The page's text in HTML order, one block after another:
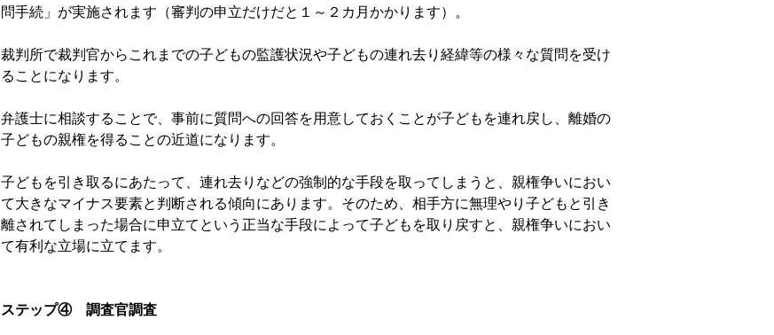
問手続」が実施されます（審判の申立だけだと１～２カ月かかります）。
裁判所で裁判官からこれまでの子どもの監護状況や子どもの連れ去り経緯等の様々な質問を受け
ることになります。
弁護士に相談することで、事前に質問への回答を用意しておくことが子どもを連れ戻し、離婚の
子どもの親権を得ることの近道になります。
子どもを引き取るにあたって、連れ去りなどの強制的な手段を取ってしまうと、親権争いにおい
て大きなマイナス要素と判断される傾向にあります。そのため、相手方に無理やり子どもと引き
離されてしまった場合に申立てという正当な手段によって子どもを取り戻すと、親権争いにおい
て有利な立場に立てます。
ステップ④ 調査官調査